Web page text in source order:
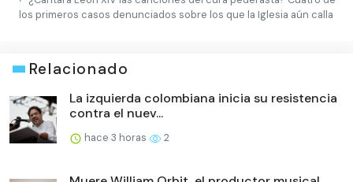
los primeros casos denunciados sobre los que la Iglesia aún calla
Relacionado
La izquierda colombiana inicia su resistencia
contra el nuev...
hace 3 horas 2